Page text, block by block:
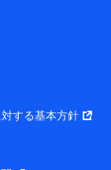
ャルグルー
する情報。例
含まれます。
する基本方針